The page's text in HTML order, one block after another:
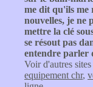
me dit qu'ils me
nouvelles, je ne
mettre la clé
se résout pas
entendre parler
Voir d'autres
equipement chr,